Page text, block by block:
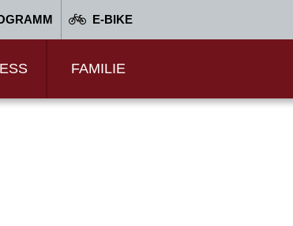
E-BIKE
FAMILIE